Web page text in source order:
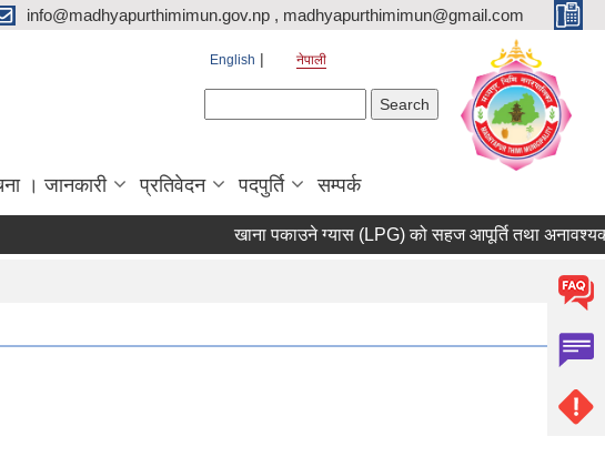
info@madhyapurthimimun.gov.np , madhyapurthimimun@gmail.com
English नेपाली
। जानकारी प्रतिवेदन पदपुर्ति सम्पर्क
खाना पकाउने ग्यास (LPG) को सहज आपूर्ति तथा अनावश्यक